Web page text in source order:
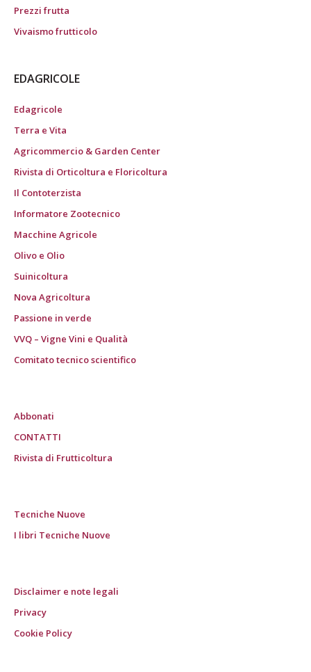
Prezzi frutta
Vivaismo frutticolo
EDAGRICOLE
Edagricole
Terra e Vita
Agricommercio & Garden Center
Rivista di Orticoltura e Floricoltura
Il Contoterzista
Informatore Zootecnico
Macchine Agricole
Olivo e Olio
Suinicoltura
Nova Agricoltura
Passione in verde
VVQ – Vigne Vini e Qualità
Comitato tecnico scientifico
Abbonati
CONTATTI
Rivista di Frutticoltura
Tecniche Nuove
I libri Tecniche Nuove
Disclaimer e note legali
Privacy
Cookie Policy